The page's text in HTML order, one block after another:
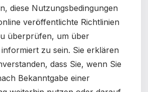
diese Nutzungsbedingungen
veröffentlichte Richtlinien
überprüfen, um über
zu sein. Sie erklären
dass Sie, wenn Sie
Bekanntgabe einer